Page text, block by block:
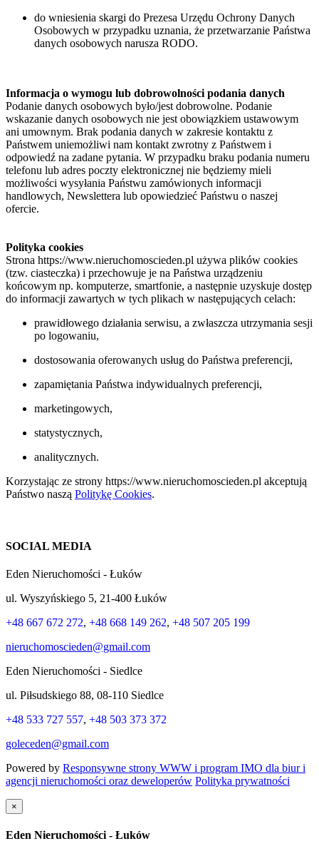
do wniesienia skargi do Prezesa Urzędu Ochrony Danych
Osobowych w przypadku uznania, że przetwarzanie Państwa
danych osobowych narusza RODO.
Informacja o wymogu lub dobrowolności podania danych
Podanie danych osobowych było/jest dobrowolne. Podanie
wskazanie danych osobowych nie jest obowiązkiem ustawowym
ani umownym. Brak podania danych w zakresie kontaktu z
Państwem uniemożliwi nam kontakt zwrotny z Państwem i
odpowiedź na zadane pytania. W przypadku braku podania numeru
telefonu lub adres poczty elektronicznej nie będziemy mieli
możliwości wysyłania Państwu zamówionych informacji
handlowych, Newslettera lub opowiedzieć Państwu o naszej
ofercie.
Polityka cookies
Strona https://www.nieruchomoscieden.pl używa plików cookies
(tzw. ciasteczka) i przechowuje je na Państwa urządzeniu
końcowym np. komputerze, smartfonie, a następnie uzyskuje dostęp
do informacji zawartych w tych plikach w następujących celach:
prawidłowego działania serwisu, a zwłaszcza utrzymania sesji
po logowaniu,
dostosowania oferowanych usług do Państwa preferencji,
zapamiętania Państwa indywidualnych preferencji,
marketingowych,
statystycznych,
analitycznych.
Korzystając ze strony https://www.nieruchomoscieden.pl akceptują
Państwo naszą Politykę Cookies.
SOCIAL MEDIA
Eden Nieruchomości - Łuków
ul. Wyszyńskiego 5, 21-400 Łuków
+48 667 672 272, +48 668 149 262, +48 507 205 199
nieruchomoscieden@gmail.com
Eden Nieruchomości - Siedlce
ul. Piłsudskiego 88, 08-110 Siedlce
+48 533 727 557, +48 503 373 372
goleceden@gmail.com
Powered by Responsywne strony WWW i program IMO dla biur i
agencji nieruchomości oraz deweloperów Polityka prywatności
×
Eden Nieruchomości - Łuków